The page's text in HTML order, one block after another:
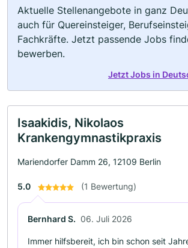
Aktuelle Stellenangebote in ganz
auch für Quereinsteiger,
Fachkräfte. Jetzt passende Jobs
bewerben.
Jetzt Jobs in
Isaakidis, Nikolaos
Krankengymnastikpraxis
Mariendorfer Damm 26, 12109 Berlin
5.0 (1 Bewertung)
Bernhard S. 06. Juli 2026
Immer hilfsbereit, ich bin schon seit